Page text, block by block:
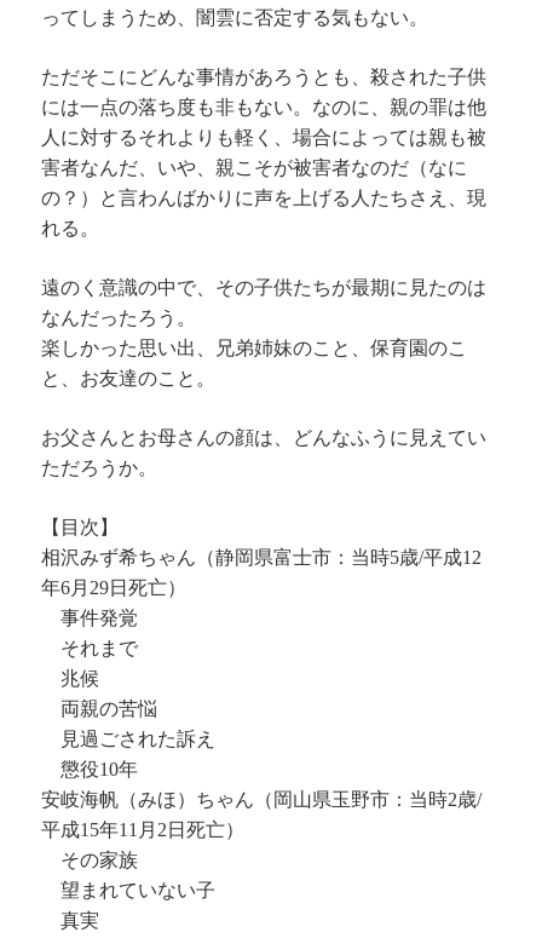
ってしまうため、闇雲に否定する気もない。
ただそこにどんな事情があろうとも、殺された子供
には一点の落ち度も非もない。なのに、親の罪は他
人に対するそれよりも軽く、場合によっては親も被
害者なんだ、いや、親こそが被害者なのだ（なに
の？）と言わんばかりに声を上げる人たちさえ、現
れる。
遠のく意識の中で、その子供たちが最期に見たのは
なんだったろう。
楽しかった思い出、兄弟姉妹のこと、保育園のこ
と、お友達のこと。
お父さんとお母さんの顔は、どんなふうに見えてい
ただろうか。
【目次】
相沢みず希ちゃん（静岡県富士市：当時5歳/平成12
年6月29日死亡）
事件発覚
それまで
兆候
両親の苦悩
見過ごされた訴え
懲役10年
安岐海帆（みほ）ちゃん（岡山県玉野市：当時2歳/
平成15年11月2日死亡）
その家族
望まれていない子
真実